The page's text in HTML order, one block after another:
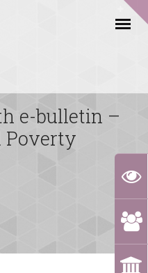
e-bulletin –
Poverty